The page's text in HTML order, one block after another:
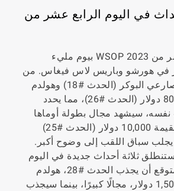
في اليوم الرابع عشر من
يعد اليوم الرابع عشر من WSOP 2023 بيوم مليء
في هورشو وباريس لاس فيغاس. من
المقرر أن تختتم مصارعي البوكر (الحدث #18) وهولدم
بدون حدود بقيمة 800 دولار (الحدث #26)، مما يحدد
نفسه، سيشهد مجال بطولة أوماها
هاي-لو 8 أو أفضل بقيمة 10,000 دولار (الحدث #25)
يجلب سباق اللقب إلى وضوح أكبر.
ثلاثة أحداث جديدة في اليوم
الرابع عشر. من المتوقع أن يجذب الحدث #28، هولدم
بدون حدود بقيمة 1,500 دولار، مجالًا كبيرًا، بينما سيجذب